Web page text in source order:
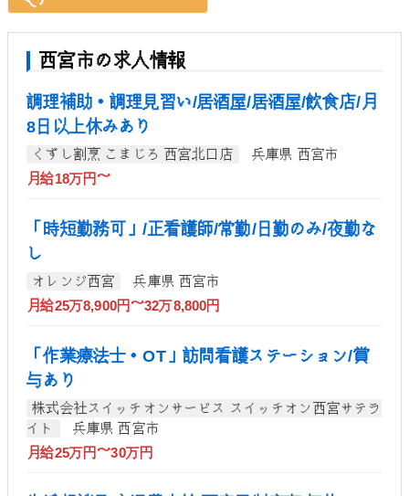
西宮市の求人情報
調理補助・調理見習い/居酒屋/居酒屋/飲食店/月
8日以上休みあり
くずし割烹 こまじろ 西宮北口店
兵庫県 西宮市
月給18万円～
「時短勤務可」/正看護師/常勤/日勤のみ/夜勤な
し
オレンジ西宮
兵庫県 西宮市
月給25万8,900円～32万8,800円
「作業療法士・OT」訪問看護ステーション/賞
与あり
株式会社スイッチオンサービス スイッチオン西宮サテラ
イト
兵庫県 西宮市
月給25万円～30万円